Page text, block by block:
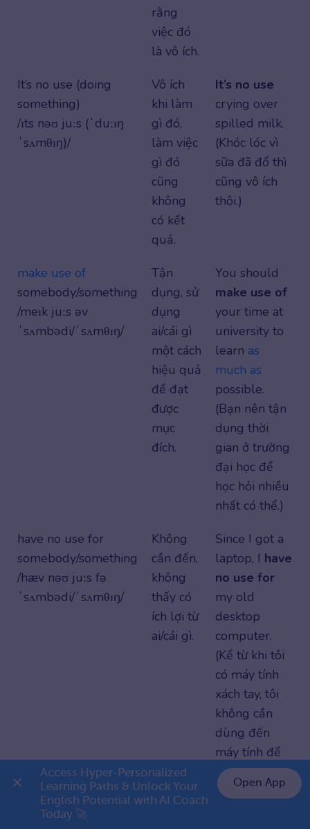
rằng
việc đó
là vô ích.
It’s no use (doing
something)
/ɪts nəʊ juːs (ˈduːɪŋ
ˈsʌmθɪŋ)/
Vô ích
khi làm
gì đó,
làm việc
gì đó
cũng
không
có kết
quả.
It’s no use
crying over
spilled milk.
(Khóc lóc vì
sữa đã đổ thì
cũng vô ích
thôi.)
make use of
somebody/something
/meɪk juːs əv
ˈsʌmbədi/ˈsʌmθɪŋ/
Tận
dụng, sử
dụng
ai/cái gì
một cách
hiệu quả
để đạt
được
mục
đích.
You should
make use of
your time at
university to
learn as
much as
possible.
(Bạn nên tận
dụng thời
gian ở trường
đại học để
học hỏi nhiều
nhất có thể.)
have no use for
somebody/something
/hæv nəʊ juːs fə
ˈsʌmbədi/ˈsʌmθɪŋ/
Không
cần đến,
không
thấy có
ích lợi từ
ai/cái gì.
Since I got a
laptop, I have
no use for
my old
desktop
computer.
(Kể từ khi tôi
có máy tính
xách tay, tôi
không cần
dùng đến
máy tính để
bàn cũ của
mình nữa.)
Bảng tổng hợp một số idioms với use thường gặp
👉 Premium 1 năm chỉ 799K
Access Hyper-Personalized
Learning Paths & Unlock Your
English Potential with AI Coach
Today 🚀
Open App